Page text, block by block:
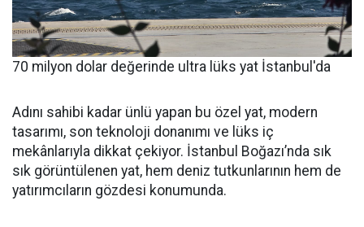
70 milyon dolar değerinde ultra lüks yat İstanbul'da
Adını sahibi kadar ünlü yapan bu özel yat, modern
tasarımı, son teknoloji donanımı ve lüks iç
mekânlarıyla dikkat çekiyor. İstanbul Boğazı’nda sık
sık görüntülenen yat, hem deniz tutkunlarının hem de
yatırımcıların gözdesi konumunda.